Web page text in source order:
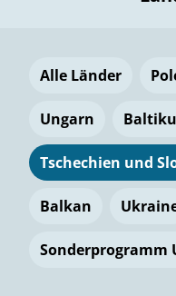
Alle Länder
Ungarn
Tschechien und
Balkan
Sonderprogramm